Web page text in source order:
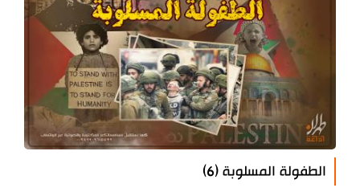
الطفولة المسلوبة (6)